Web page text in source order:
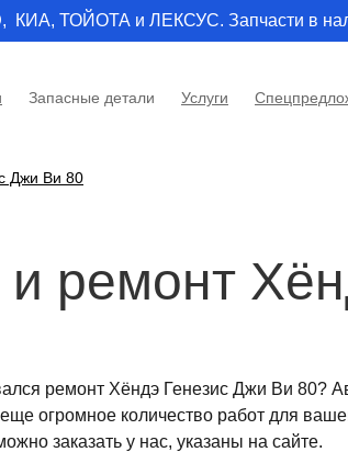
ТОЙОТА и ЛЕКСУС. Запчасти в
Запасные детали Услуги
Джи Ви 80
ремонт
ремонт Хёндэ Генезис Джи Ви 80?
огромное количество работ для
заказать у нас, указаны на сайте.